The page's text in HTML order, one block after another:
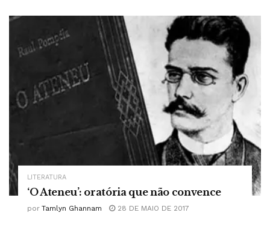
LITERATURA
‘O Ateneu’: oratória que não convence
por Tamlyn Ghannam 28 DE MAIO DE 2017